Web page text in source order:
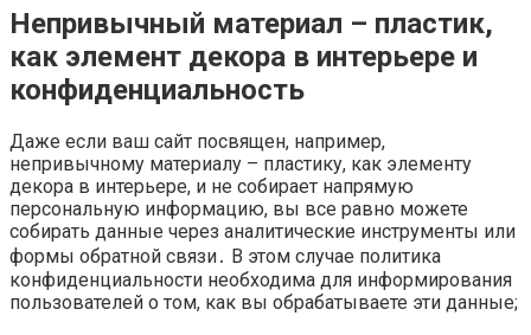
Непривычный материал – пластик,
как элемент декора в интерьере и
конфиденциальность
Даже если ваш сайт посвящен, например,
непривычному материалу – пластику, как элементу
декора в интерьере, и не собирает напрямую
персональную информацию, вы все равно можете
собирать данные через аналитические инструменты или
формы обратной связи․ В этом случае политика
конфиденциальности необходима для информирования
пользователей о том, как вы обрабатываете эти данные;